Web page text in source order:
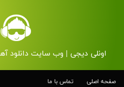
اونلی دیجی | وب سایت دانلود
صفحه اصلی تماس با ما